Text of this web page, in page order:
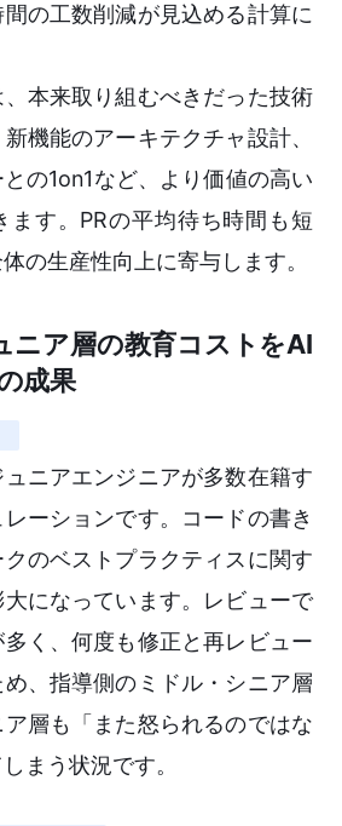
の工数削減が見込める計算に
本来取り組むべきだった技術
機能のアーキテクチャ設計、
の1on1など、より価値の高い
ます。PRの平均待ち時間も短
の生産性向上に寄与します。
ニア層の教育コストをAI
成果
ニアエンジニアが多数在籍す
ーションです。コードの書き
のベストプラクティスに関す
になっています。レビューで
く、何度も修正と再レビュー
、指導側のミドル・シニア層
層も「また怒られるのではな
まう状況です。